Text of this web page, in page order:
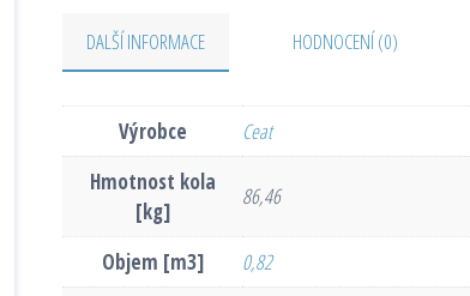
DALŠÍ INFORMACE HODNOCENÍ (0)
Výrobce
Ceat
Hmotnost kola
[kg]
86,46
Objem [m3]
0,82